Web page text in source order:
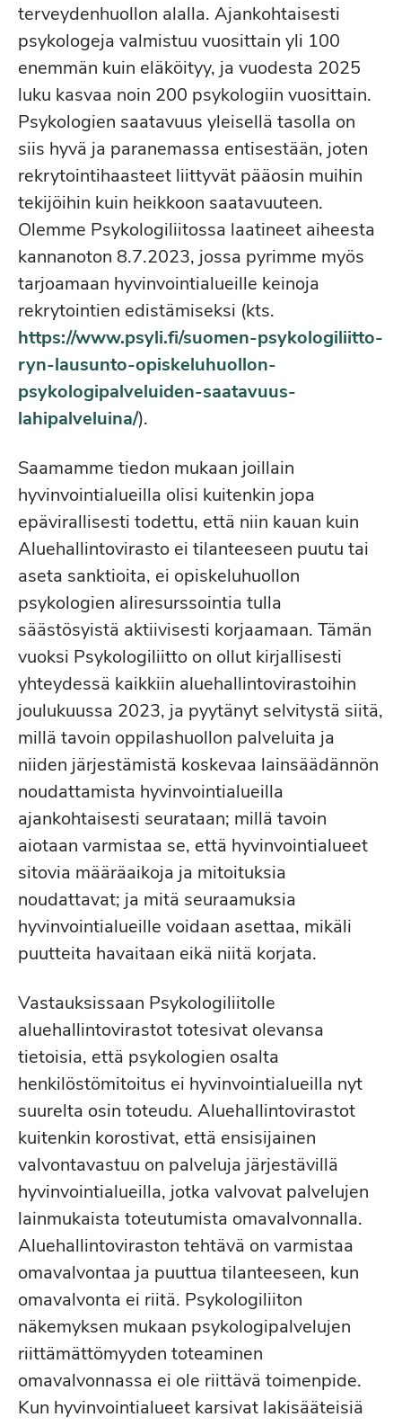
terveydenhuollon alalla. Ajankohtaisesti
psykologeja valmistuu vuosittain yli 100
enemmän kuin eläköityy, ja vuodesta 2025
luku kasvaa noin 200 psykologiin vuosittain.
Psykologien saatavuus yleisellä tasolla on
siis hyvä ja paranemassa entisestään, joten
rekrytointihaasteet liittyvät pääosin muihin
tekijöihin kuin heikkoon saatavuuteen.
Olemme Psykologiliitossa laatineet aiheesta
kannanoton 8.7.2023, jossa pyrimme myös
tarjoamaan hyvinvointialueille keinoja
rekrytointien edistämiseksi (kts.
https://www.psyli.fi/suomen-psykologiliitto-
ryn-lausunto-opiskeluhuollon-
psykologipalveluiden-saatavuus-
lahipalveluina/).
Saamamme tiedon mukaan joillain
hyvinvointialueilla olisi kuitenkin jopa
epävirallisesti todettu, että niin kauan kuin
Aluehallintovirasto ei tilanteeseen puutu tai
aseta sanktioita, ei opiskeluhuollon
psykologien aliresurssointia tulla
säästösyistä aktiivisesti korjaamaan. Tämän
vuoksi Psykologiliitto on ollut kirjallisesti
yhteydessä kaikkiin aluehallintovirastoihin
joulukuussa 2023, ja pyytänyt selvitystä siitä,
millä tavoin oppilashuollon palveluita ja
niiden järjestämistä koskevaa lainsäädännön
noudattamista hyvinvointialueilla
ajankohtaisesti seurataan; millä tavoin
aiotaan varmistaa se, että hyvinvointialueet
sitovia määräaikoja ja mitoituksia
noudattavat; ja mitä seuraamuksia
hyvinvointialueille voidaan asettaa, mikäli
puutteita havaitaan eikä niitä korjata.
Vastauksissaan Psykologiliitolle
aluehallintovirastot totesivat olevansa
tietoisia, että psykologien osalta
henkilöstömitoitus ei hyvinvointialueilla nyt
suurelta osin toteudu. Aluehallintovirastot
kuitenkin korostivat, että ensisijainen
valvontavastuu on palveluja järjestävillä
hyvinvointialueilla, jotka valvovat palvelujen
lainmukaista toteutumista omavalvonnalla.
Aluehallintoviraston tehtävä on varmistaa
omavalvontaa ja puuttua tilanteeseen, kun
omavalvonta ei riitä. Psykologiliiton
näkemyksen mukaan psykologipalvelujen
riittämättömyyden toteaminen
omavalvonnassa ei ole riittävä toimenpide.
Kun hyvinvointialueet karsivat lakisääteisiä